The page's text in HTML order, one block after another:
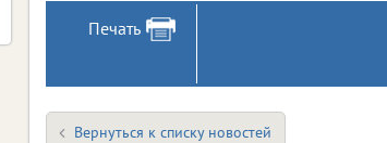
Печать
Вернуться к списку новостей